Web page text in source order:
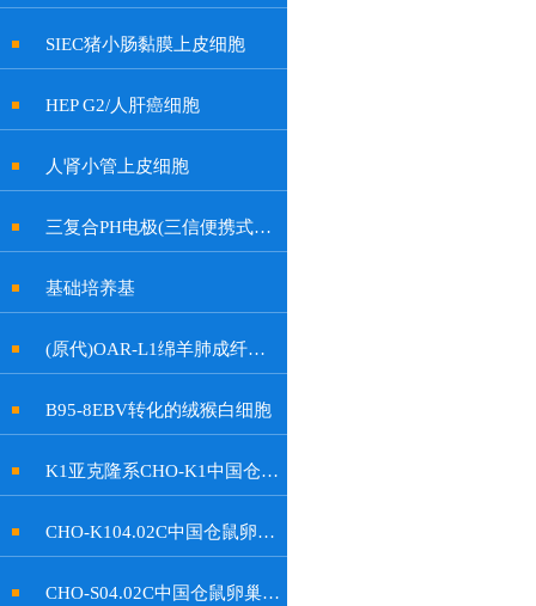
SIEC猪小肠黏膜上皮细胞
HEP G2/人肝癌细胞
人肾小管上皮细胞
三复合PH电极(三信便携式余氯计电极, 特制插口)
基础培养基
(原代)OAR-L1绵羊肺成纤维细胞
B95-8EBV转化的绒猴白细胞
K1亚克隆系CHO-K1中国仓鼠卵巢细胞
CHO-K104.02C中国仓鼠卵巢细胞
CHO-S04.02C中国仓鼠卵巢细胞